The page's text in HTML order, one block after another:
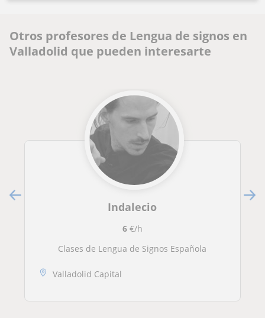
Otros profesores de Lengua de signos en
Valladolid que pueden interesarte
Indalecio
6€/h
Clases de Lengua de Signos Española
Valladolid Capital